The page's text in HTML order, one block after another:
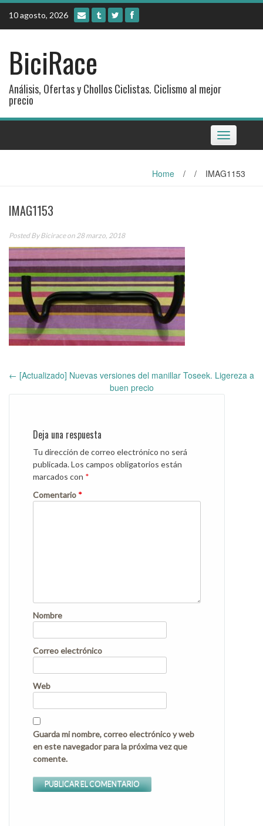
Skip
content
10 agosto, 2026
BiciRace
Análisis, Ofertas y Chollos Ciclistas. Ciclismo al mejor
precio
Toggle
navigation
Home / / IMAG1153
IMAG1153
Posted ByBiciraceon 28 marzo, 2018
navigation
← [Actualizado] Nuevas versiones del manillar Toseek. Ligereza a
buen precio
Deja una respuesta
Tu dirección de correo electrónico no será
publicada.Los campos obligatorios están
marcados con *
Comentario *
Nombre
Correo electrónico
Web
Guarda mi nombre, correo electrónico y web
en este navegador para la próxima vez que
comente.